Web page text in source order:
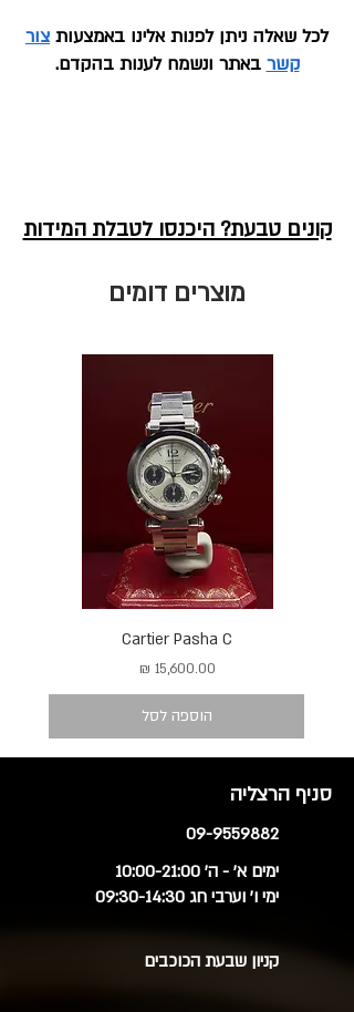
לכל שאלה ניתן לפנות אלינו באמצעות צור
קשר באתר ונשמח לענות בהקדם.
קונים טבעת? היכנסו לטבלת המידות
מוצרים דומים
Cartier Pasha C
מחיר
הוספה לסל
סניף הרצליה
09-9559882
ימים א' - ה' 10:00-21:00
ימי ו' וערבי חג 09:30-14:30
קניון שבעת הכוכבים